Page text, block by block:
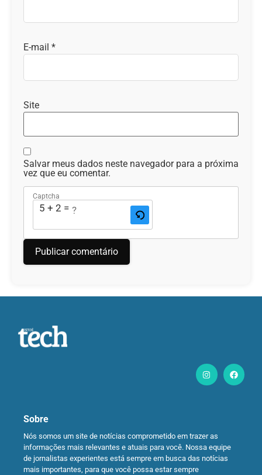
E-mail *
Site
Salvar meus dados neste navegador para a próxima
vez que eu comentar.
Captcha
5 + 2 = ?
Sobre
Nós somos um site de notícias comprometido em trazer as
informações mais relevantes e atuais para você. Nossa equipe
de jornalistas experientes está sempre em busca das notícias
mais importantes, para que você possa estar sempre